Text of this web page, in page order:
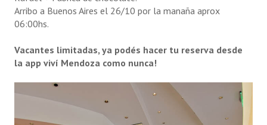
CONTACTO
TURISMO
Hoteles
Arribo a Buenos Aires el 26/10 por la manaña aprox
06:00hs.
Vacantes limitadas, ya podés hacer tu reserva desde
la app viví Mendoza como nunca!